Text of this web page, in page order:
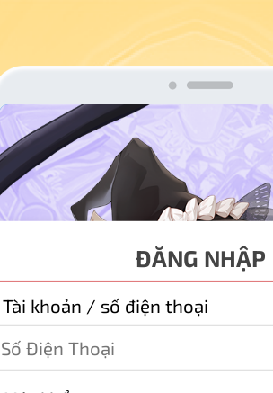
ĐĂNG NHẬP
khoản / số điện thoại